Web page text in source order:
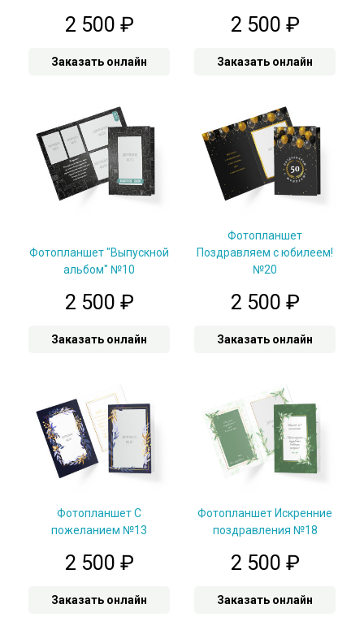
2 500 ₽
Заказать онлайн
2 500 ₽
Заказать онлайн
Фотопланшет "Выпускной
альбом" №10
2 500 ₽
Заказать онлайн
Фотопланшет
Поздравляем с юбилеем!
№20
2 500 ₽
Заказать онлайн
Фотопланшет С
пожеланием №13
2 500 ₽
Заказать онлайн
Фотопланшет Искренние
поздравления №18
2 500 ₽
Заказать онлайн